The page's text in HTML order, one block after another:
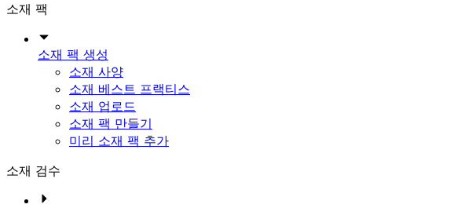
소재 팩
소재 팩 생성
소재 사양
소재 베스트 프랙티스
소재 업로드
소재 팩 만들기
미리 소재 팩 추가
소재 검수